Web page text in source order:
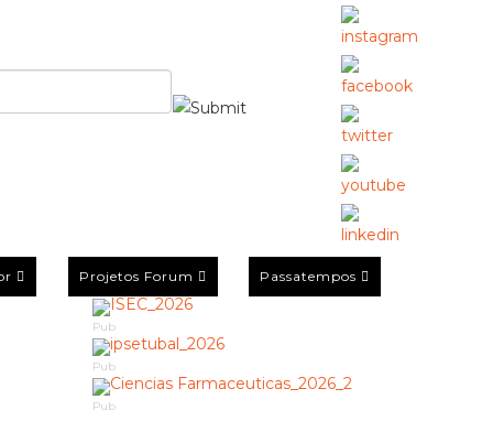
Projetos Forum Passatempos
Pub
Pub
Pub